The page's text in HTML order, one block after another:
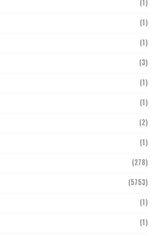
(1)
(1)
(1)
(3)
(1)
(1)
(2)
(1)
(278)
(5753)
(1)
(1)